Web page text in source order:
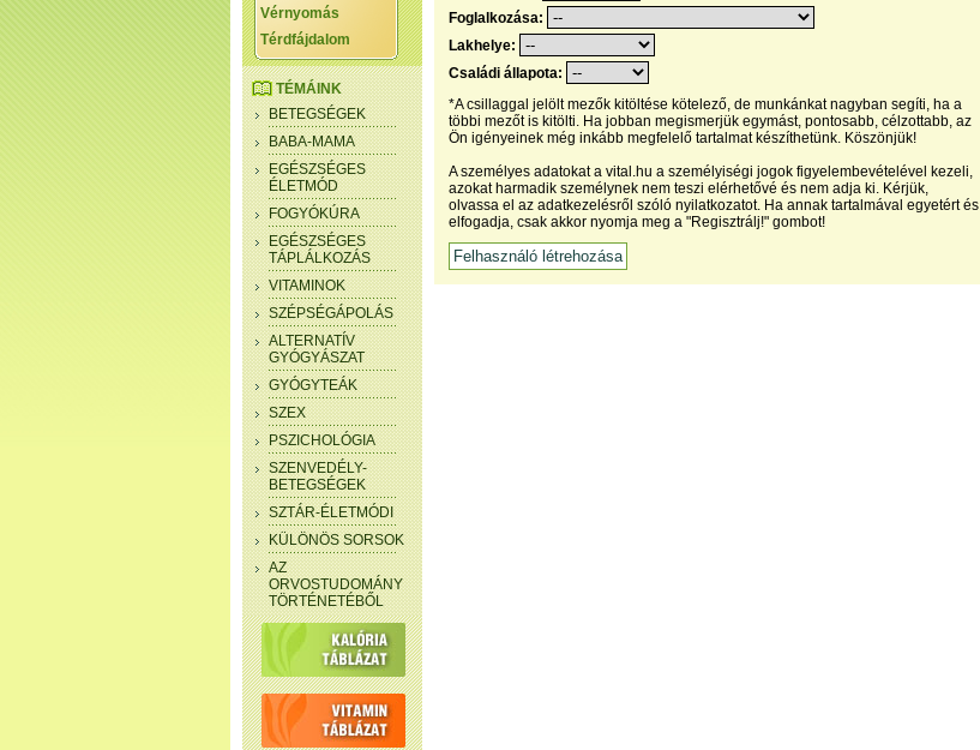
Vérnyomás
Térdfájdalom
TÉMÁINK
BETEGSÉGEK
BABA-MAMA
EGÉSZSÉGES
ÉLETMÓD
FOGYÓKÚRA
EGÉSZSÉGES
TÁPLÁLKOZÁS
VITAMINOK
SZÉPSÉGÁPOLÁS
ALTERNATÍV
GYÓGYÁSZAT
GYÓGYTEÁK
SZEX
PSZICHOLÓGIA
SZENVEDÉLY-
BETEGSÉGEK
SZTÁR-ÉLETMÓDI
KÜLÖNÖS SORSOK
AZ
ORVOSTUDOMÁNY
TÖRTÉNETÉBŐL
Foglalkozása:
Lakhelye:
Családi állapota:
*A csillaggal jelölt mezők kitöltése kötelező, de munkánkat nagyban segíti, ha a
többi mezőt is kitölti. Ha jobban megismerjük egymást, pontosabb, célzottabb, az
Ön igényeinek még inkább megfelelő tartalmat készíthetünk. Köszönjük!
A személyes adatokat a vital.hu a személyiségi jogok figyelembevételével kezeli,
azokat harmadik személynek nem teszi elérhetővé és nem adja ki. Kérjük,
olvassa el az adatkezelésről szóló nyilatkozatot. Ha annak tartalmával egyetért és
elfogadja, csak akkor nyomja meg a "Regisztrálj!" gombot!